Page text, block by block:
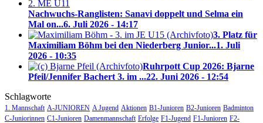
Nachwuchs-Ranglisten: Sanavi doppelt und Selma ein
Mal on...6. Juli 2026 - 14:17
3. Platz für
Maximiliam Böhm bei den Niederberg Junior...1. Juli
2026 - 10:35
Ruhrpott Cup 2026: Bjarne
Pfeil/Jennifer Bachert 3. im ...22. Juni 2026 - 12:54
Schlagworte
1. Mannschaft A-JUNIOREN A Jugend Aktionen B1-Junioren B2-Junioren Badminton
C-Juniorinnen C1-Junioren Damenmannschaft Erfolge F1-Jugend F1-Junioren F2-